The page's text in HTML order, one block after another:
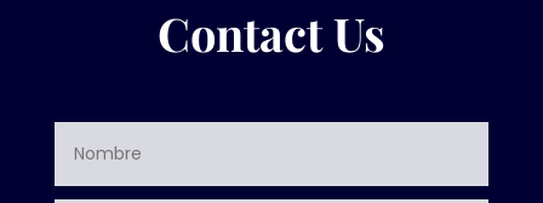
Contact Us